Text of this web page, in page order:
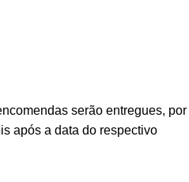
serão entregues, por
após a data do respectivo